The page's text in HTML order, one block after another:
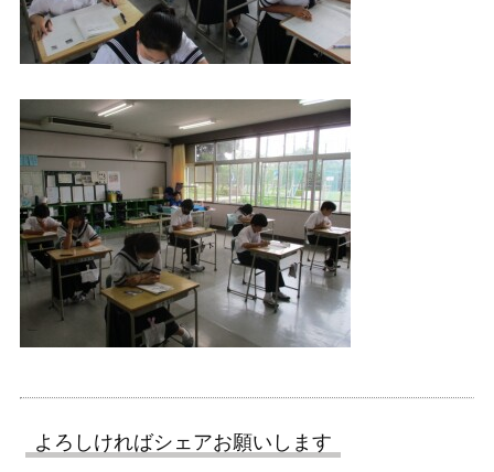
よろしければシェアお願いします